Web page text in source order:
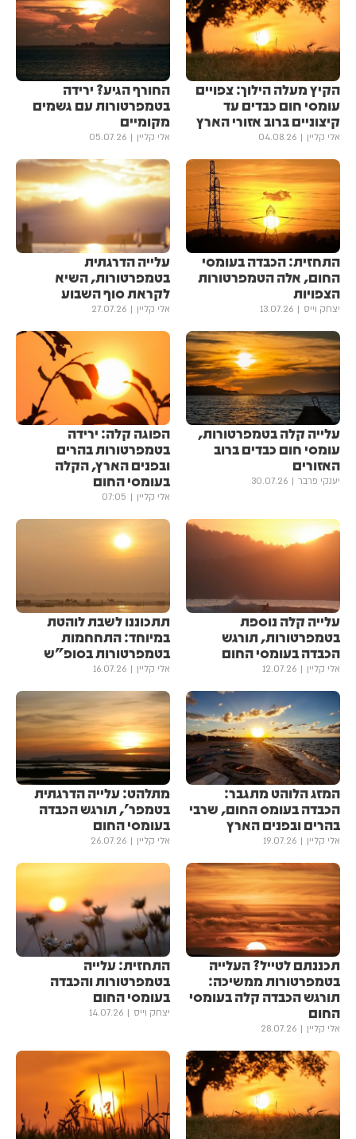
הקיץ מעלה הילוך: צפויים
עומסי חום כבדים עד
קיצוניים ברוב אזורי הארץ
אלי קליין 04.08.26
החורף הגיע? ירידה
בטמפרטורות עם גשמים
מקומיים
אלי קליין 05.07.26
התחזית: הכבדה בעומסי
החום, אלה הטמפרטורות
הצפויות
יצחק וייס 13.07.26
עלייה הדרגתית
בטמפרטורות, השיא
לקראת סוף השבוע
אלי קליין 27.07.26
עלייה קלה בטמפרטורות,
עומסי חום כבדים ברוב
האזורים
יענקי פרבר 30.07.26
הפוגה קלה: ירידה
בטמפרטורות בהרים
ובפנים הארץ, הקלה
בעומסי החום
אלי קליין 07:05
עלייה קלה נוספת
בטמפרטורות, תורגש
הכבדה בעומסי החום
אלי קליין 12.07.26
תתכוננו לשבת לוהטת
במיוחד: התחחמות
בטמפרטורות בסופ"ש
אלי קליין 16.07.26
המזג הלוהט מתגבר:
הכבדה בעומס החום, שרבי
בהרים ובפנים הארץ
אלי קליין 19.07.26
מתלהט: עלייה הדרגתית
בטמפר', תורגש הכבדה
בעומסי החום
אלי קליין 26.07.26
תכננתם לטייל? העלייה
בטמפרטורות ממשיכה:
תורגש הכבדה קלה בעומסי
החום
אלי קליין 28.07.26
התחזית: עלייה
בטמפרטורות והכבדה
בעומסי החום
יצחק וייס 14.07.26